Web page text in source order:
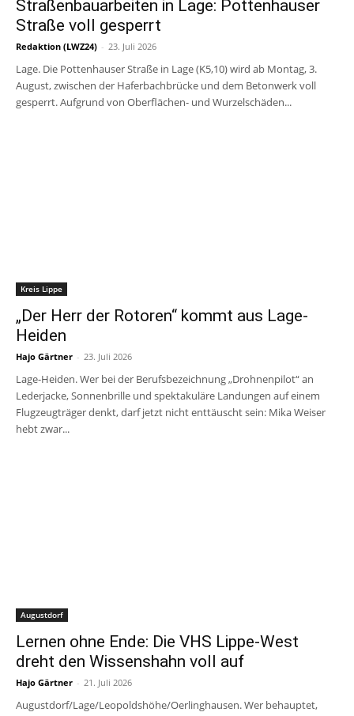
Straßenbauarbeiten in Lage: Pottenhauser
Straße voll gesperrt
Redaktion (LWZ24) - 23. Juli 2026
Lage. Die Pottenhauser Straße in Lage (K5,10) wird ab Montag, 3.
August, zwischen der Haferbachbrücke und dem Betonwerk voll
gesperrt. Aufgrund von Oberflächen- und Wurzelschäden...
Kreis Lippe
„Der Herr der Rotoren“ kommt aus Lage-
Heiden
Hajo Gärtner - 23. Juli 2026
Lage-Heiden. Wer bei der Berufsbezeichnung „Drohnenpilot“ an
Lederjacke, Sonnenbrille und spektakuläre Landungen auf einem
Flugzeugträger denkt, darf jetzt nicht enttäuscht sein: Mika Weiser
hebt zwar...
Augustdorf
Lernen ohne Ende: Die VHS Lippe-West
dreht den Wissenshahn voll auf
Hajo Gärtner - 21. Juli 2026
Augustdorf/Lage/Leopoldshöhe/Oerlinghausen. Wer behauptet,